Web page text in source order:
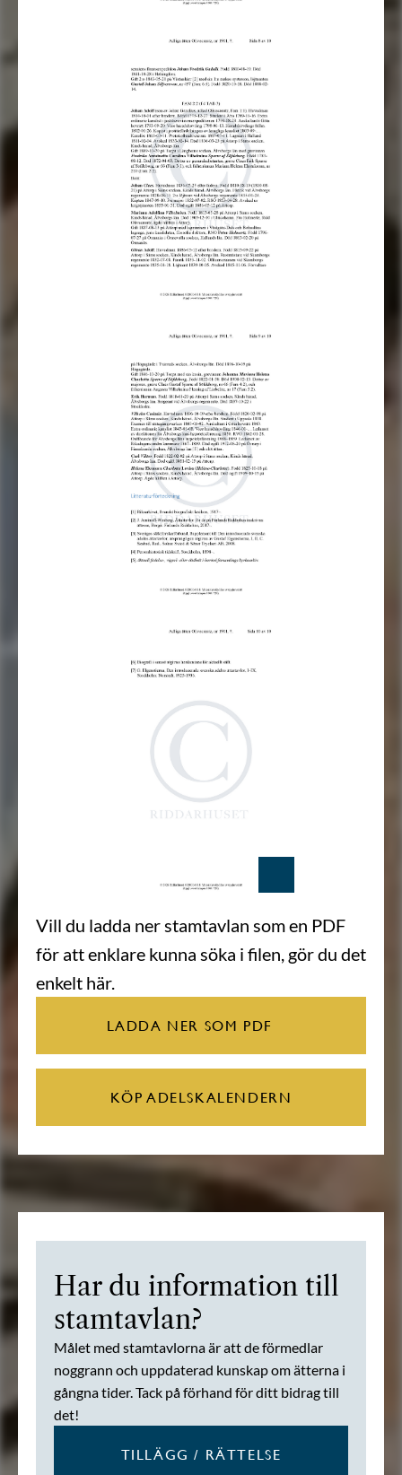
Vill du ladda ner stamtavlan som en PDF
för att enklare kunna söka i filen, gör du det
enkelt här.
LADDA NER SOM PDF
KÖP ADELSKALENDERN
Har du information till
stamtavlan?
Målet med stamtavlorna är att de förmedlar
noggrann och uppdaterad kunskap om ätterna i
gångna tider. Tack på förhand för ditt bidrag till
det!
TILLÄGG / RÄTTELSE